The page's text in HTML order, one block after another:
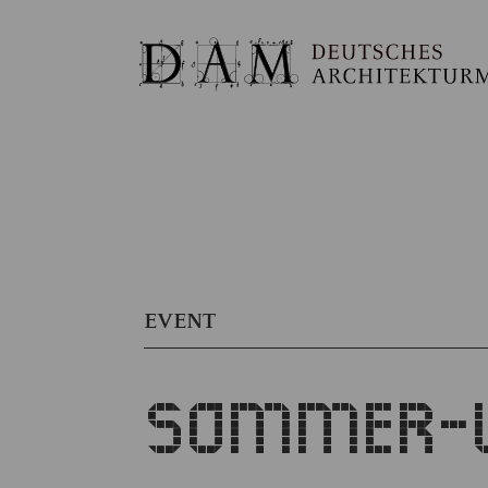
EVENT
SOMMER-